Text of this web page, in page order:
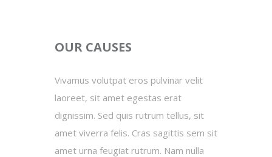
OUR CAUSES
Vivamus volutpat eros pulvinar velit
laoreet, sit amet egestas erat
dignissim. Sed quis rutrum tellus, sit
amet viverra felis. Cras sagittis sem sit
amet urna feugiat rutrum. Nam nulla